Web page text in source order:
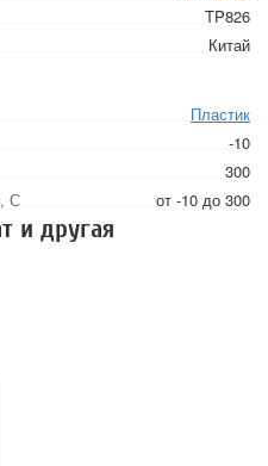
TP826
Китай
Пластик
-10
300
С
от -10 до 300
и другая